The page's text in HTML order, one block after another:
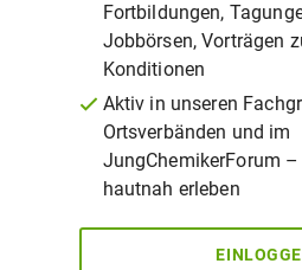
Fortbildungen,
Jobbörsen, Vorträgen
Konditionen
Aktiv in unseren
Ortsverbänden und im
JungChemikerForum
hautnah erleben